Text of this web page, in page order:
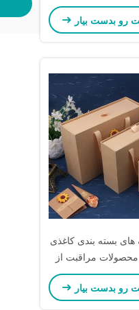
هدیه تعطیلات
رو بدست بیار
بسته بندی کاغذی
مراقبت از
جشن تولد
رو بدست بیار